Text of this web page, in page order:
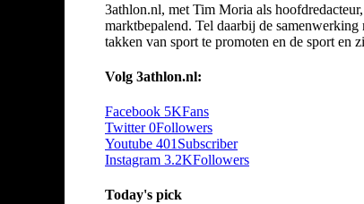
3athlon.nl, met Tim Moria als
marktbepalend. Tel daarbij de
takken van sport te promoten en de sport en
Volg 3athlon.nl:
Facebook 5KFans
Twitter 0Followers
Youtube 401 Subscriber
Instagram 3.2KFollowers
Today's pick